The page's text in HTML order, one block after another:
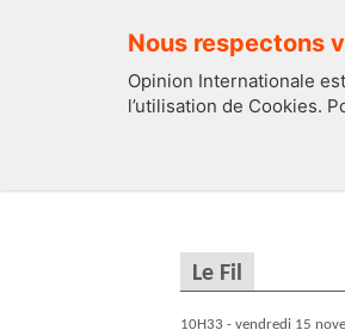
Nous respectons
Opinion Internationale
l’utilisation de Cookies.
Le Fil
10H33 - vendredi 15